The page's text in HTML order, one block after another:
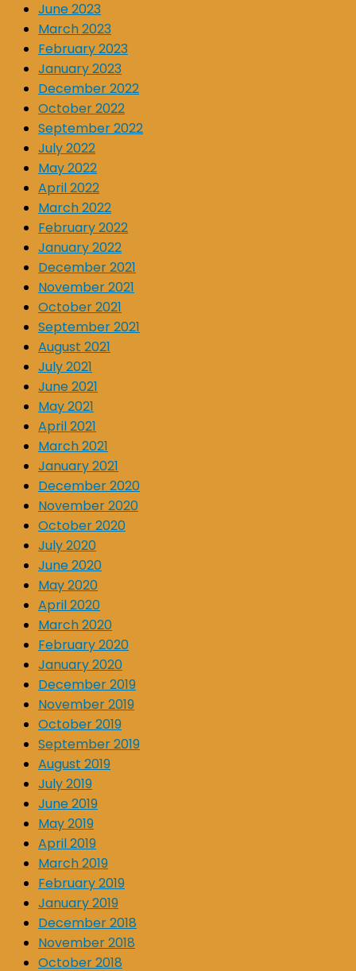
June 2023
March 2023
February 2023
January 2023
December 2022
October 2022
September 2022
July 2022
May 2022
April 2022
March 2022
February 2022
January 2022
December 2021
November 2021
October 2021
September 2021
August 2021
July 2021
June 2021
May 2021
April 2021
March 2021
January 2021
December 2020
November 2020
October 2020
July 2020
June 2020
May 2020
April 2020
March 2020
February 2020
January 2020
December 2019
November 2019
October 2019
September 2019
August 2019
July 2019
June 2019
May 2019
April 2019
March 2019
February 2019
January 2019
December 2018
November 2018
October 2018